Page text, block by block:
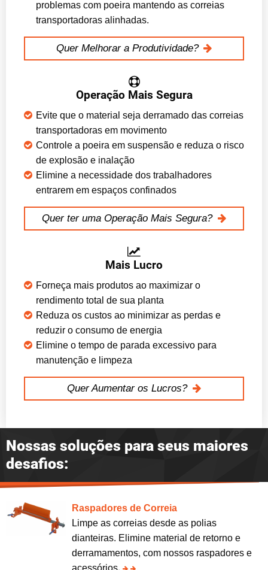
problemas com poeira mantendo as correias
transportadoras alinhadas.
Quer Melhorar a Produtividade?
Operação Mais Segura
Evite que o material seja derramado das correias
transportadoras em movimento
Controle a poeira em suspensão e reduza o risco
de explosão e inalação
Elimine a necessidade dos trabalhadores
entrarem em espaços confinados
Quer ter uma Operação Mais Segura?
Mais Lucro
Forneça mais produtos ao maximizar o
rendimento total de sua planta
Reduza os custos ao minimizar as perdas e
reduzir o consumo de energia
Elimine o tempo de parada excessivo para
manutenção e limpeza
Quer Aumentar os Lucros?
Nossas soluções para seus maiores
desafios:
Raspadores de Correia
Limpe as correias desde as polias
dianteiras. Elimine material de retorno e
derramamentos, com nossos raspadores e
acessórios.